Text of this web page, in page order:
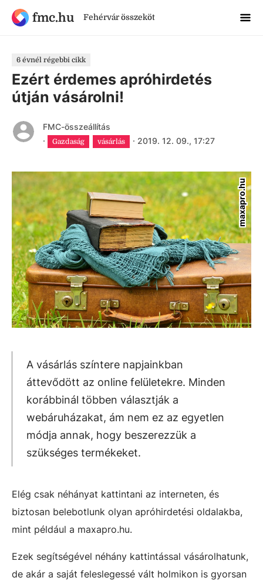
fmc.hu Fehérvár összeköt
6 évnél régebbi cikk
Ezért érdemes apróhirdetés
útján vásárolni!
FMC-összeállítás
·
Gazdaság vásárlás · 2019. 12. 09., 17:27
maxapro.hu
A vásárlás színtere napjainkban
áttevődött az online felületekre. Minden
korábbinál többen választják a
webáruházakat, ám nem ez az egyetlen
módja annak, hogy beszerezzük a
szükséges termékeket.
Elég csak néhányat kattintani az interneten, és
biztosan belebotlunk olyan apróhirdetési oldalakba,
mint például a maxapro.hu.
Ezek segítségével néhány kattintással vásárolhatunk,
de akár a saját feleslegessé vált holmikon is gyorsan